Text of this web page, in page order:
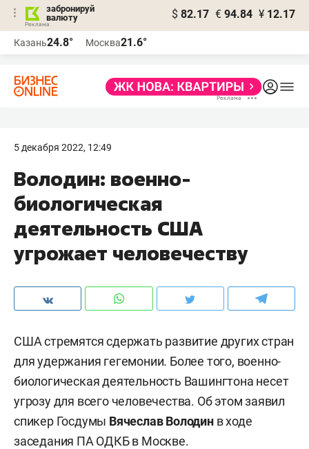
забронируй
валюту
$ 82.17 € 94.84 ¥ 12.17
Казань24.8° Москва21.6°
5 декабря 2022, 12:49
Володин: военно-
биологическая
деятельность США
угрожает человечеству
США стремятся сдержать развитие других стран
для удержания гегемонии. Более того, военно-
биологическая деятельность Вашингтона несет
угрозу для всего человечества. Об этом заявил
спикер Госдумы Вячеслав Володинв ходе
заседания ПА ОДКБ в Москве.